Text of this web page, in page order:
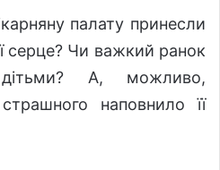
палату принесли
серце? Чи важкий ранок
А, можливо,
наповнило її